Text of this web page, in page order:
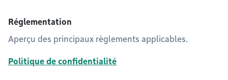
Réglementation
Aperçu des principaux règlements applicables.
Politique de confidentialité